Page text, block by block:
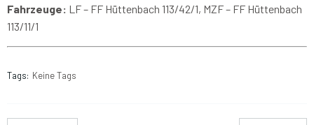
Fahrzeuge: LF – FF Hüttenbach 113/42/1, MZF – FF Hüttenbach
113/11/1
Tags: Keine Tags